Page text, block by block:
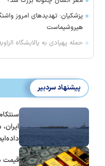
پزشکیان: تهدید‌های امروز
هیروشیماست
حمله پهپادی به پالایشگاه
پیشنهاد سردبیر
قیمت